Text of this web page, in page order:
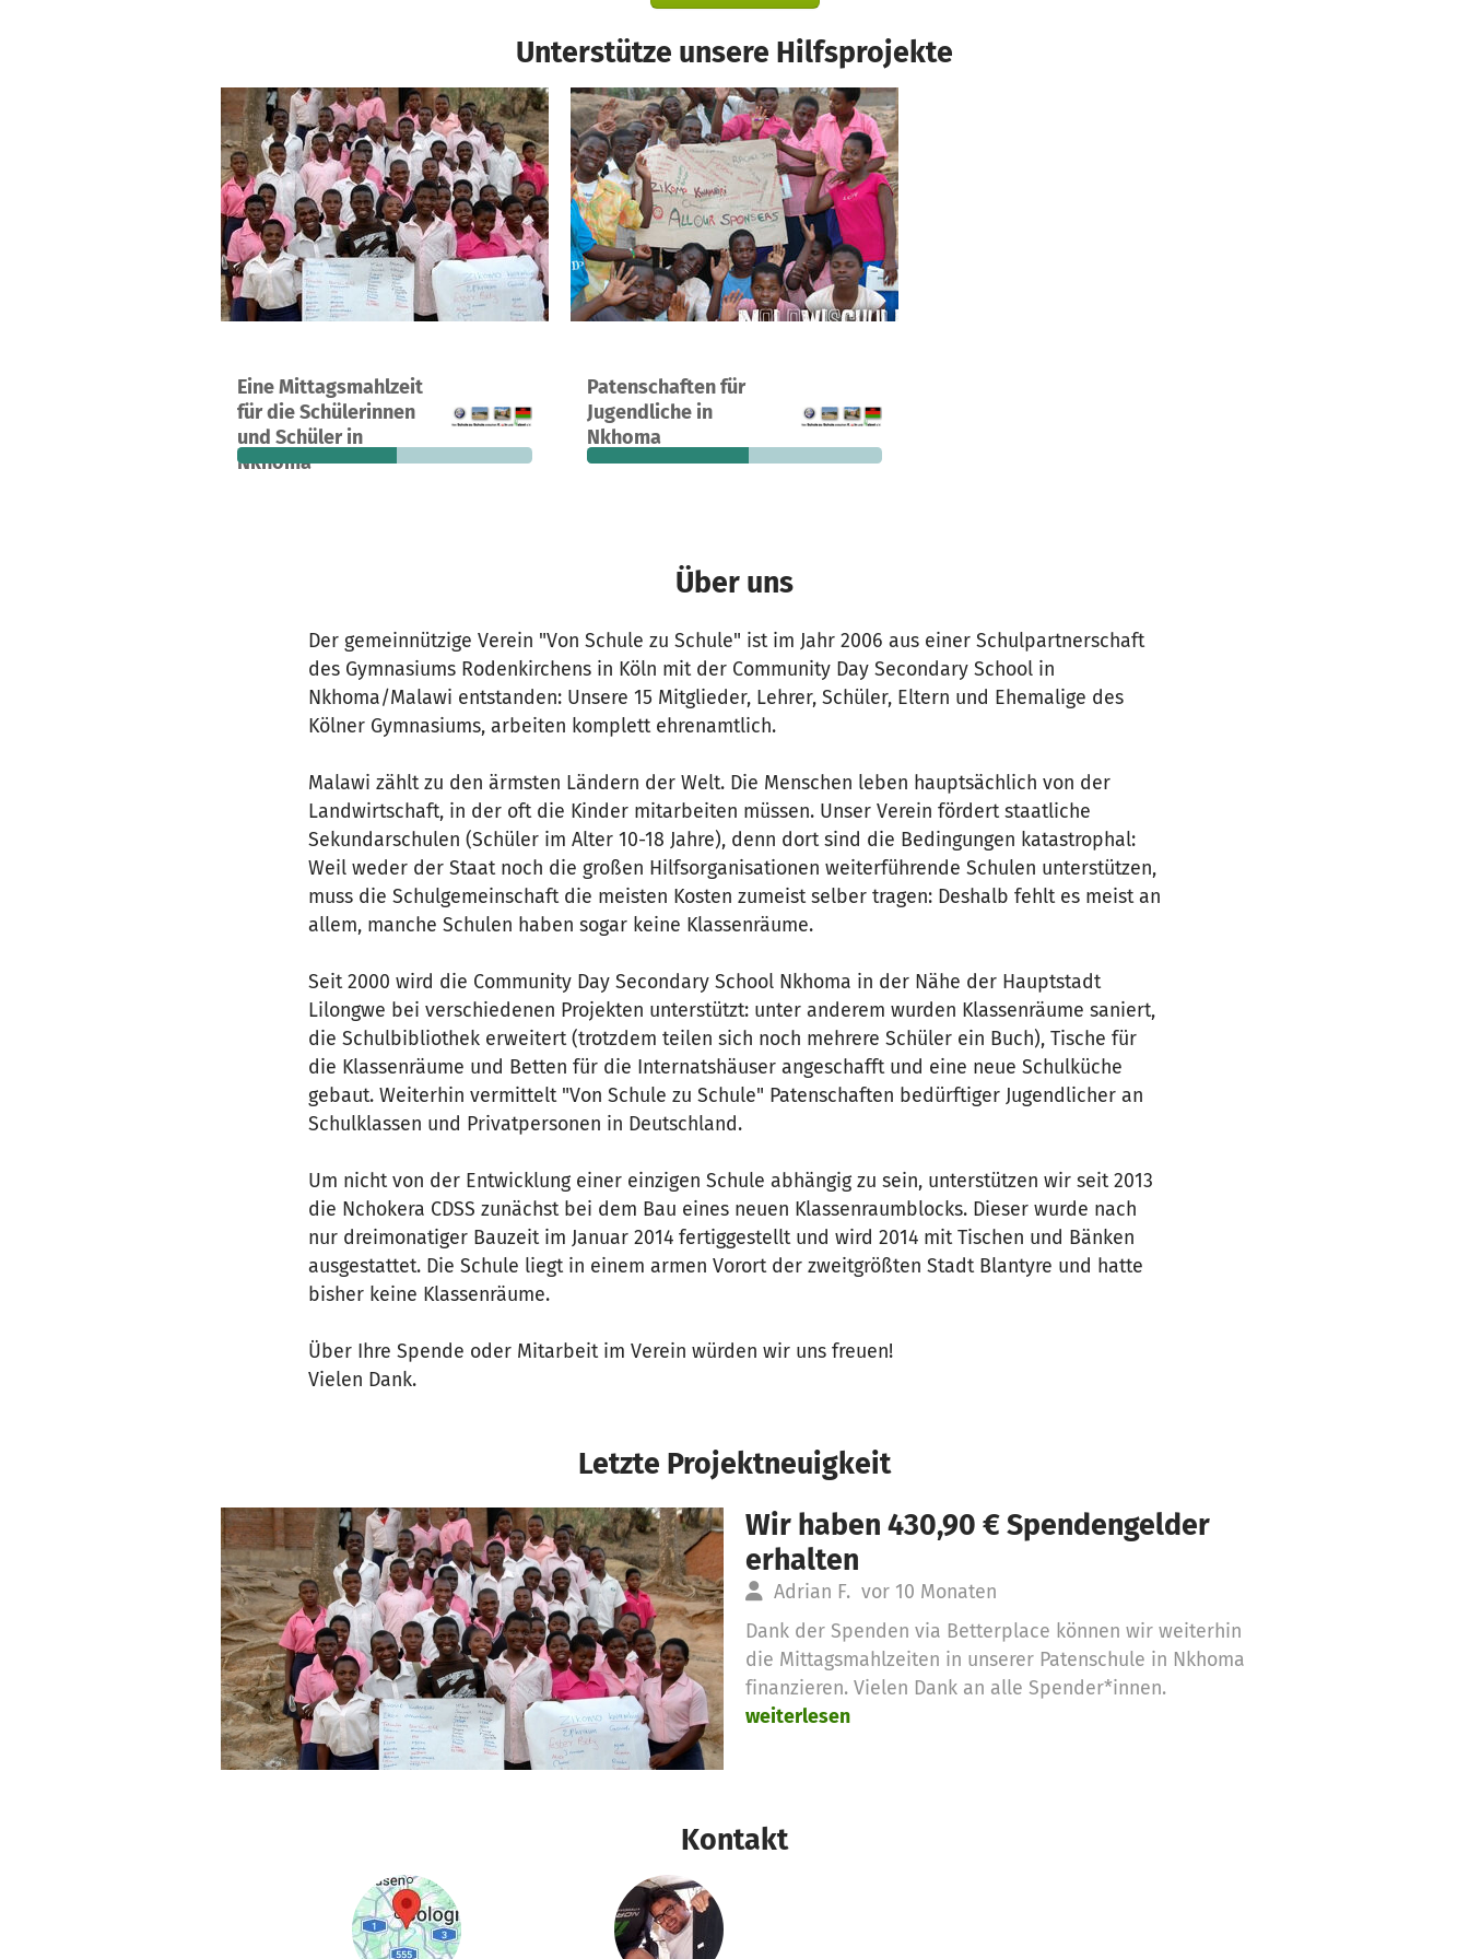
Unterstütze unsere Hilfsprojekte
Eine Mittagsmahlzeit
für die Schülerinnen
und Schüler in
Nkhoma
Ein Projekt in Nkhoma, Malawi
99
Spenden
54 %
finanziert
8.275 €
fehlen noch
Patenschaften für
Jugendliche in
Nkhoma
Ein Projekt in Nkhoma, Malawi
42
Spenden
55 % 4.128 €
fehlen noch
Über uns
Der gemeinnützige Verein "Von Schule zu Schule" ist im Jahr 2006 aus einer Schulpartnerschaft
des Gymnasiums Rodenkirchens in Köln mit der Community Day Secondary School in
Nkhoma/Malawi entstanden: Unsere 15 Mitglieder, Lehrer, Schüler, Eltern und Ehemalige des
Kölner Gymnasiums, arbeiten komplett ehrenamtlich.
Malawi zählt zu den ärmsten Ländern der Welt. Die Menschen leben hauptsächlich von der
Landwirtschaft, in der oft die Kinder mitarbeiten müssen. Unser Verein fördert staatliche
Sekundarschulen (Schüler im Alter 10-18 Jahre), denn dort sind die Bedingungen katastrophal:
Weil weder der Staat noch die großen Hilfsorganisationen weiterführende Schulen unterstützen,
muss die Schulgemeinschaft die meisten Kosten zumeist selber tragen: Deshalb fehlt es meist an
allem, manche Schulen haben sogar keine Klassenräume.
Seit 2000 wird die Community Day Secondary School Nkhoma in der Nähe der Hauptstadt
Lilongwe bei verschiedenen Projekten unterstützt: unter anderem wurden Klassenräume saniert,
die Schulbibliothek erweitert (trotzdem teilen sich noch mehrere Schüler ein Buch), Tische für
die Klassenräume und Betten für die Internatshäuser angeschafft und eine neue Schulküche
gebaut. Weiterhin vermittelt "Von Schule zu Schule" Patenschaften bedürftiger Jugendlicher an
Schulklassen und Privatpersonen in Deutschland.
Um nicht von der Entwicklung einer einzigen Schule abhängig zu sein, unterstützen wir seit 2013
die Nchokera CDSS zunächst bei dem Bau eines neuen Klassenraumblocks. Dieser wurde nach
nur dreimonatiger Bauzeit im Januar 2014 fertiggestellt und wird 2014 mit Tischen und Bänken
ausgestattet. Die Schule liegt in einem armen Vorort der zweitgrößten Stadt Blantyre und hatte
bisher keine Klassenräume.
Über Ihre Spende oder Mitarbeit im Verein würden wir uns freuen!
Vielen Dank.
Letzte Projektneuigkeit
Wir haben 430,90 € Spendengelder
erhalten
Adrian F. vor 10 Monaten
Dank der Spenden via Betterplace können wir weiterhin
die Mittagsmahlzeiten in unserer Patenschule in Nkhoma
finanzieren. Vielen Dank an alle Spender*innen.
weiterlesen
Kontakt